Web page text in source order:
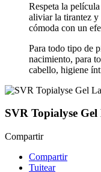
Respeta la
aliviar la tirantez y
cómoda con un
Para todo tipo de
nacimiento, para
cabello, higiene
SVR Topialyse
Compartir
Compartir
Tuitear